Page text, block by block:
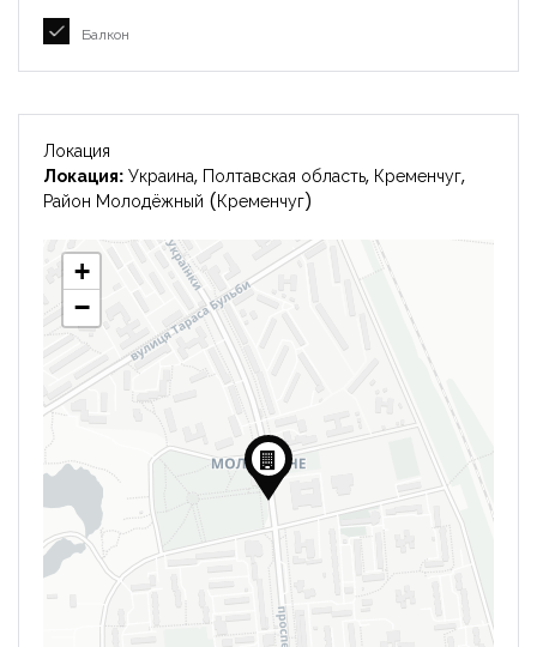
Балкон
Локация
Локация: Украина, Полтавская область, Кременчуг,
Район Молодёжный (Кременчуг)
+
−